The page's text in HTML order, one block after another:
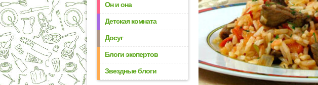
Он и она
Детская комната
Досуг
Блоги экспертов
Звездные блоги